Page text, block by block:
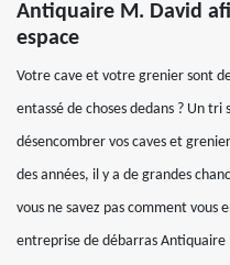
Antiquaire M. David
espace
Votre cave et votre grenier sont
entassé de choses dedans ? Un
désencombrer vos caves et
des années, il y a de grandes
vous ne savez pas comment vous
entreprise de débarras Antiquaire